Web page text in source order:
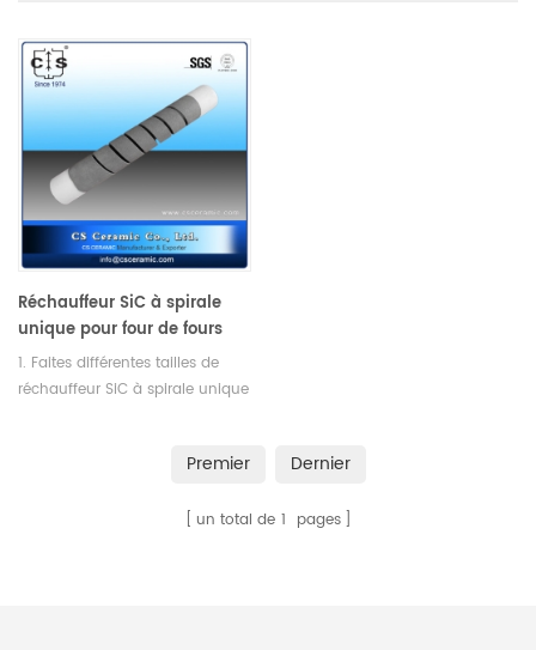
Réchauffeur SiC à spirale
unique pour four de fours
1. Faites différentes tailles de
réchauffeur SiC à spirale unique
dessin de conception ou lesPremier Dernier
un total de 1 pages